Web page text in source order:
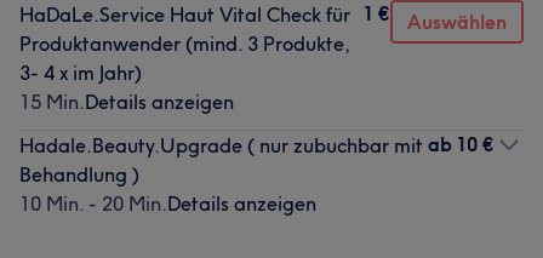
HaDaLe.Service Haut Vital Check für
Produktanwender (mind. 3 Produkte,
3- 4 x im Jahr)
15 Min.Details anzeigen
1 € Auswählen
Hadale.Beauty.Upgrade ( nur zubuchbar mit
Behandlung )
10 Min. - 20 Min.Details anzeigen
ab 10 €